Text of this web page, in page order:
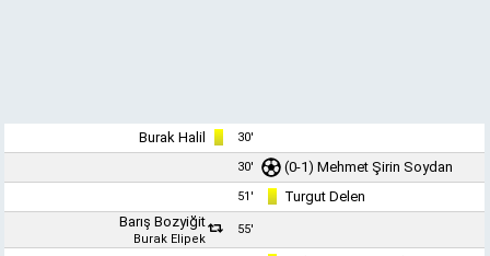
Burak Halil 30'
30' (0-1)Mehmet Şirin Soydan
51'
Turgut Delen
Barış Bozyiğit
Burak Elipek
55'